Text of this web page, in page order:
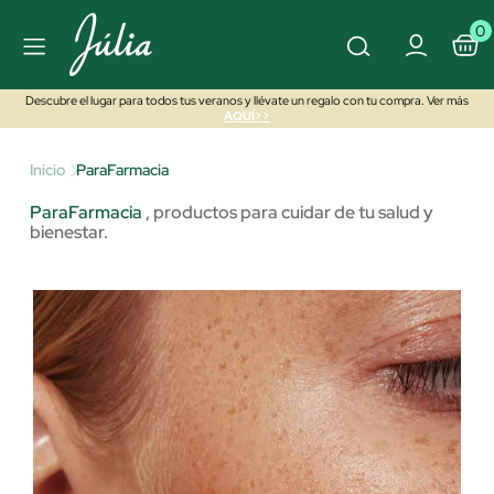
0
Descubre el lugar para todos tus veranos y llévate un regalo con tu compra. Ver más
AQUÍ>>
Inicio ParaFarmacia
ParaFarmacia , productos para cuidar de tu salud y
bienestar.